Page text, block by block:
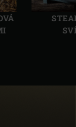
Další